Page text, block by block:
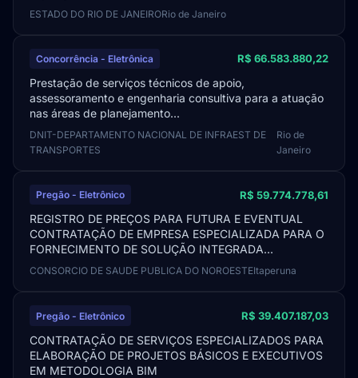
ESTADO DO RIO DE JANEIRORio de Janeiro
Concorrência - Eletrônica R$ 66.583.880,22
Prestação de serviços técnicos de apoio,
assessoramento e engenharia consultiva para a atuação
nas áreas de planejamento...
DNIT-DEPARTAMENTO NACIONAL DE INFRAEST DE
TRANSPORTES
Rio de
Janeiro
Pregão - Eletrônico R$ 59.774.778,61
REGISTRO DE PREÇOS PARA FUTURA E EVENTUAL
CONTRATAÇÃO DE EMPRESA ESPECIALIZADA PARA O
FORNECIMENTO DE SOLUÇÃO INTEGRADA...
CONSORCIO DE SAUDE PUBLICA DO NOROESTEItaperuna
Pregão - Eletrônico R$ 39.407.187,03
CONTRATAÇÃO DE SERVIÇOS ESPECIALIZADOS PARA
ELABORAÇÃO DE PROJETOS BÁSICOS E EXECUTIVOS
EM METODOLOGIA BIM